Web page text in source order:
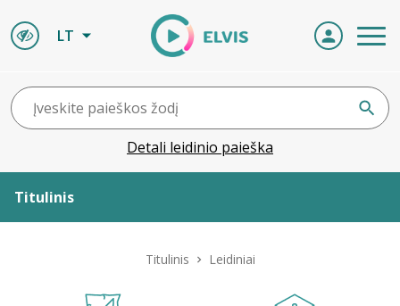
LT
Detali leidinio paieška
Titulinis
Titulinis Leidiniai